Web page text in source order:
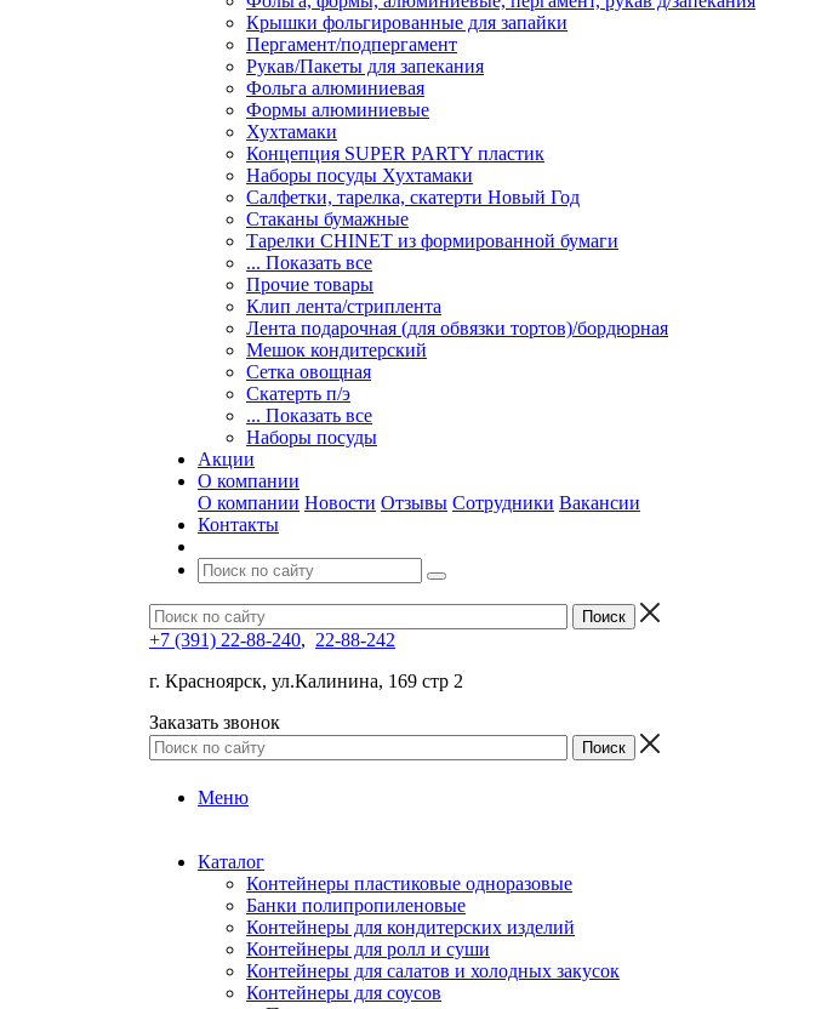
Крышки фольгированные для запайки
Пергамент/подпергамент
Рукав/Пакеты для запекания
Фольга алюминиевая
Формы алюминиевые
Хухтамаки
Концепция SUPER PARTY пластик
Наборы посуды Хухтамаки
Салфетки, тарелка, скатерти Новый Год
Стаканы бумажные
Тарелки CHINET из формированной бумаги
... Показать все
Прочие товары
Клип лента/стриплента
Лента подарочная (для обвязки тортов)/бордюрная
Мешок кондитерский
Сетка овощная
Скатерть п/э
... Показать все
Наборы посуды
Акции
О компании
О компании Новости Отзывы Сотрудники Вакансии
Контакты
+7 (391) 22-88-240, 22-88-242
г. Красноярск, ул.Калинина, 169 стр 2
Заказать звонок
Меню
Каталог
Контейнеры пластиковые одноразовые
Банки полипропиленовые
Контейнеры для кондитерских изделий
Контейнеры для ролл и суши
Контейнеры для салатов и холодных закусок
Контейнеры для соусов